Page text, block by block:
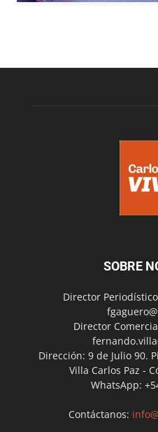
SOBRE
Director
Director
Dirección: 9 de Julio 90.
Villa Carlos Paz -
WhatsApp:
Contáctanos: